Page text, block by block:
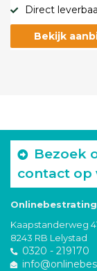
Direct
Bekijk
Bezoek
contact op
Kaapstanderweg
8243 RB Lelystad
0320 - 219170